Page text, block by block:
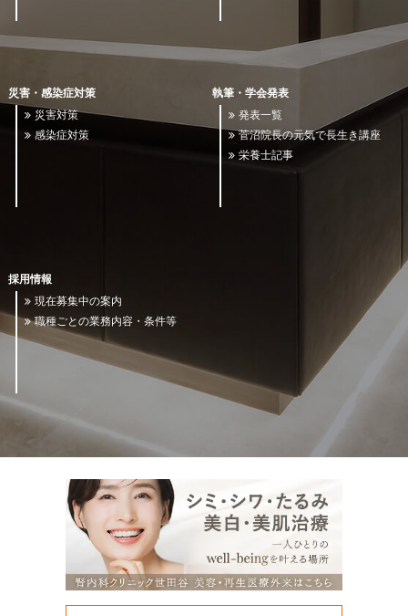
災害・感染症対策
災害対策
感染症対策
執筆・学会発表
発表一覧
菅沼院長の元気で長生き講座
栄養士記事
採用情報
現在募集中の案内
職種ごとの業務内容・条件等